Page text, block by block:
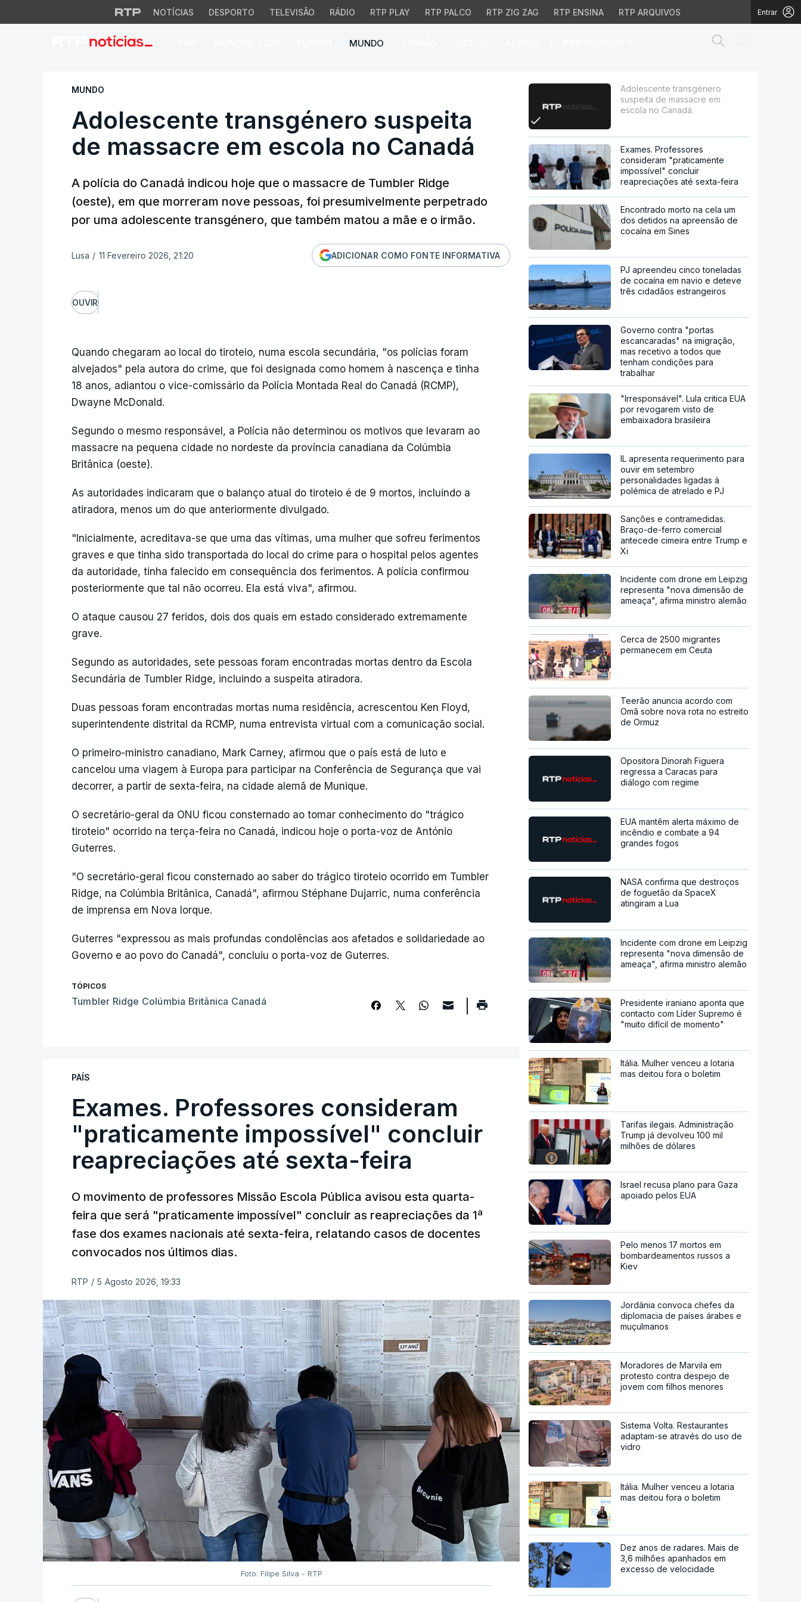
NOTÍCIAS DESPORTO TELEVISÃO RÁDIO RTP PLAY RTP PALCO RTP ZIG ZAG RTP ENSINA RTP ARQUIVOS Entrar
MUNDO
Adolescente transgénero suspeita de massacre em escola no
MUNDO
Adolescente transgénero suspeita
de massacre em escola no Canadá
A polícia do Canadá indicou hoje que o massacre de Tumbler Ridge
(oeste), em que morreram nove pessoas, foi presumivelmente perpetrado
por uma adolescente transgénero, que também matou a mãe e o irmão.
Lusa / 11 Fevereiro 2026, 21:20 ADICIONAR COMO FONTE INFORMATIVA
OUVIR
Quando chegaram ao local do tiroteio, numa escola secundária, "os polícias foram
alvejados" pela autora do crime, que foi designada como homem à nascença e tinha
18 anos, adiantou o vice-comissário da Polícia Montada Real do Canadá (RCMP),
Dwayne McDonald.
Segundo o mesmo responsável, a Polícia não determinou os motivos que levaram ao
massacre na pequena cidade no nordeste da província canadiana da Colúmbia
Britânica (oeste).
As autoridades indicaram que o balanço atual do tiroteio é de 9 mortos, incluindo a
atiradora, menos um do que anteriormente divulgado.
"Inicialmente, acreditava-se que uma das vítimas, uma mulher que sofreu ferimentos
graves e que tinha sido transportada do local do crime para o hospital pelos agentes
da autoridade, tinha falecido em consequência dos ferimentos. A polícia confirmou
posteriormente que tal não ocorreu. Ela está viva", afirmou.
O ataque causou 27 feridos, dois dos quais em estado considerado extremamente
grave.
Segundo as autoridades, sete pessoas foram encontradas mortas dentro da Escola
Secundária de Tumbler Ridge, incluindo a suspeita atiradora.
Duas pessoas foram encontradas mortas numa residência, acrescentou Ken Floyd,
superintendente distrital da RCMP, numa entrevista virtual com a comunicação social.
O primeiro-ministro canadiano, Mark Carney, afirmou que o país está de luto e
cancelou uma viagem à Europa para participar na Conferência de Segurança que vai
decorrer, a partir de sexta-feira, na cidade alemã de Munique.
O secretário-geral da ONU ficou consternado ao tomar conhecimento do "trágico
tiroteio" ocorrido na terça-feira no Canadá, indicou hoje o porta-voz de António
Guterres.
"O secretário-geral ficou consternado ao saber do trágico tiroteio ocorrido em Tumbler
Ridge, na Colúmbia Britânica, Canadá", afirmou Stéphane Dujarric, numa conferência
de imprensa em Nova Iorque.
Guterres "expressou as mais profundas condolências aos afetados e solidariedade ao
Governo e ao povo do Canadá", concluiu o porta-voz de Guterres.
TÓPICOS
Tumbler Ridge Colúmbia Britânica Canadá
PAÍS
Exames. Professores consideram
"praticamente impossível" concluir
reapreciações até sexta-feira
O movimento de professores Missão Escola Pública avisou esta quarta-
feira que será "praticamente impossível" concluir as reapreciações da 1ª
fase dos exames nacionais até sexta-feira, relatando casos de docentes
convocados nos últimos dias.
RTP / 5 Agosto 2026, 19:33
Foto: Filipe Silva - RTP
Adolescente transgénero
suspeita de massacre em
escola no Canadá
Exames. Professores
consideram "praticamente
impossível" concluir
reapreciações até sexta-feira
Encontrado morto na cela um
dos detidos na apreensão de
cocaína em Sines
PJ apreendeu cinco toneladas
de cocaína em navio e deteve
três cidadãos estrangeiros
Governo contra "portas
escancaradas" na imigração,
mas recetivo a todos que
tenham condições para
trabalhar
"Irresponsável". Lula critica EUA
por revogarem visto de
embaixadora brasileira
IL apresenta requerimento para
ouvir em setembro
personalidades ligadas à
polémica de atrelado e PJ
Sanções e contramedidas.
Braço-de-ferro comercial
antecede cimeira entre Trump e
Xi
Incidente com drone em Leipzig
representa "nova dimensão de
ameaça", afirma ministro alemão
Cerca de 2500 migrantes
permanecem em Ceuta
Teerão anuncia acordo com
Omã sobre nova rota no estreito
de Ormuz
Opositora Dinorah Figuera
regressa a Caracas para
diálogo com regime
EUA mantêm alerta máximo de
incêndio e combate a 94
grandes fogos
NASA confirma que destroços
de foguetão da SpaceX
atingiram a Lua
Incidente com drone em Leipzig
representa "nova dimensão de
ameaça", afirma ministro alemão
Presidente iraniano aponta que
contacto com Líder Supremo é
"muito difícil de momento"
Itália. Mulher venceu a lotaria
mas deitou fora o boletim
Tarifas ilegais. Administração
Trump já devolveu 100 mil
milhões de dólares
Israel recusa plano para Gaza
apoiado pelos EUA
Pelo menos 17 mortos em
bombardeamentos russos a
Kiev
Jordânia convoca chefes da
diplomacia de países árabes e
muçulmanos
Moradores de Marvila em
protesto contra despejo de
jovem com filhos menores
Sistema Volta. Restaurantes
adaptam-se através do uso de
vidro
Itália. Mulher venceu a lotaria
mas deitou fora o boletim
Dez anos de radares. Mais de
3,6 milhões apanhados em
excesso de velocidade